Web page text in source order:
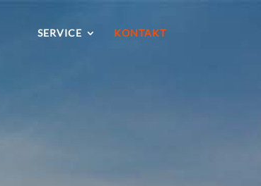
SER­VICE KON­TAKT